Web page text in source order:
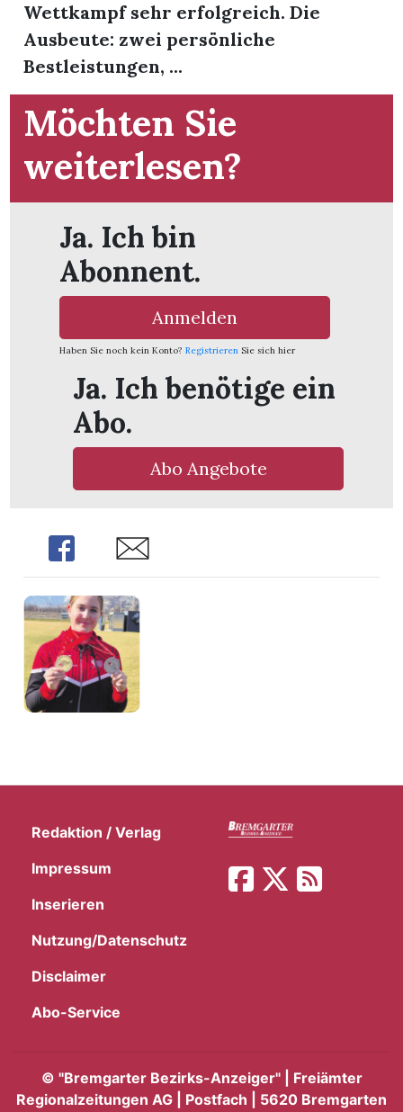
Wettkampf sehr erfolgreich. Die
Ausbeute: zwei persönliche
Bestleistungen, ...
Möchten Sie
weiterlesen?
Ja. Ich bin
Abonnent.
Anmelden
Haben Sie noch kein Konto? Registrieren Sie sich hier
Ja. Ich benötige ein
Abo.
Abo Angebote
Share Share
Redaktion / Verlag
Impressum
Inserieren
Nutzung/Datenschutz
Disclaimer
Abo-Service
© "Bremgarter Bezirks-Anzeiger" | Freiämter
Regionalzeitungen AG | Postfach | 5620 Bremgarten